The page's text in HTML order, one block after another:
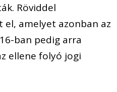
Röviddel
amelyet azonban az
ban pedig arra
ellene folyó jogi